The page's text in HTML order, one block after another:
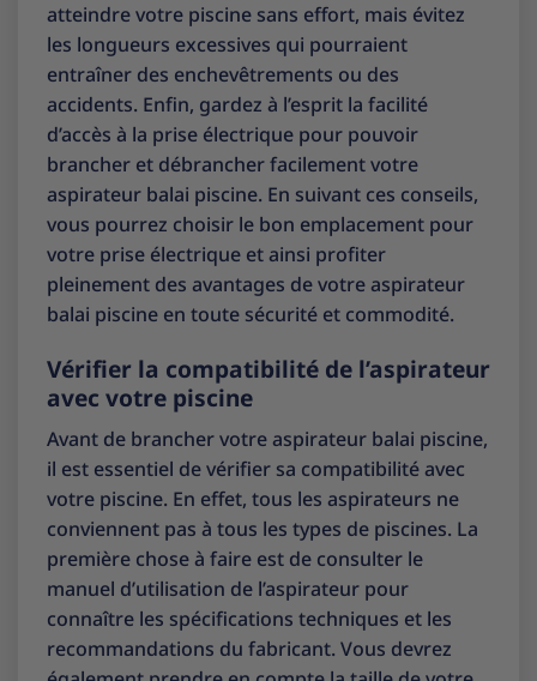
atteindre votre piscine sans effort, mais évitez
les longueurs excessives qui pourraient
entraîner des enchevêtrements ou des
accidents. Enfin, gardez à l’esprit la facilité
d’accès à la prise électrique pour pouvoir
brancher et débrancher facilement votre
aspirateur balai piscine. En suivant ces conseils,
vous pourrez choisir le bon emplacement pour
votre prise électrique et ainsi profiter
pleinement des avantages de votre aspirateur
balai piscine en toute sécurité et commodité.
Vérifier la compatibilité de l’aspirateur
avec votre piscine
Avant de brancher votre aspirateur balai piscine,
il est essentiel de vérifier sa compatibilité avec
votre piscine. En effet, tous les aspirateurs ne
conviennent pas à tous les types de piscines. La
première chose à faire est de consulter le
manuel d’utilisation de l’aspirateur pour
connaître les spécifications techniques et les
recommandations du fabricant. Vous devrez